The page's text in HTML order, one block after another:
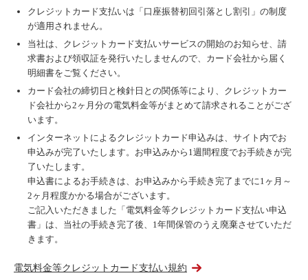
クレジットカード支払いは「口座振替初回引落とし割引」の制度
が適用されません。
当社は、クレジットカード支払いサービスの開始のお知らせ、請
求書および領収証を発行いたしませんので、カード会社から届く
明細書をご覧ください。
カード会社の締切日と検針日との関係等により、クレジットカー
ド会社から2ヶ月分の電気料金等がまとめて請求されることがござ
います。
インターネットによるクレジットカード申込みは、サイト内でお
申込みが完了いたします。お申込みから1週間程度でお手続きが完
了いたします。
申込書によるお手続きは、お申込みから手続き完了までに1ヶ月～
2ヶ月程度かかる場合がございます。
ご記入いただきました「電気料金等クレジットカード支払い申込
書」は、当社の手続き完了後、1年間保管のうえ廃棄させていただ
きます。
電気料金等クレジットカード支払い規約